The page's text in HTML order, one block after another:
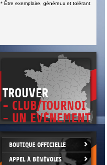
* Être exemplaire, généreux et tolérant
TROUVER
- CLUB/TOURNOI
- UN EVÈNEMENT
BOUTIQUE OFFICIELLE
APPEL À BÉNÉVOLES